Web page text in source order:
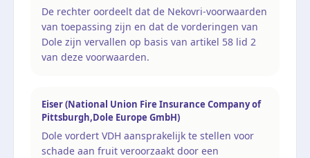
De rechter oordeelt dat de Nekovri-voorwaarden
van toepassing zijn en dat de vorderingen van
Dole zijn vervallen op basis van artikel 58 lid 2
van deze voorwaarden.
Eiser (National Union Fire Insurance Company of
Pittsburgh,Dole Europe GmbH)
Dole vordert VDH aansprakelijk te stellen voor
schade aan fruit veroorzaakt door een